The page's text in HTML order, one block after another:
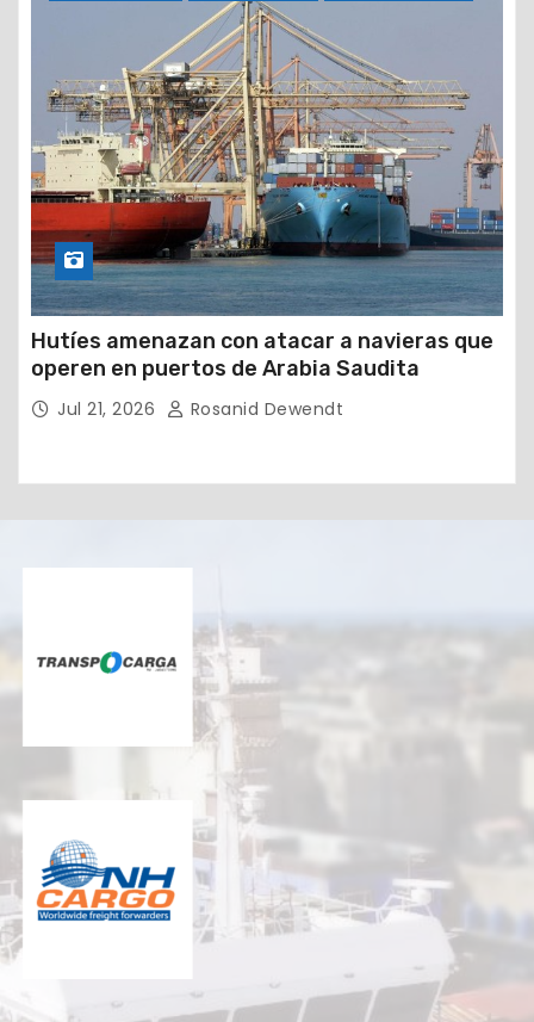
Hutíes amenazan con atacar a navieras que
operen en puertos de Arabia Saudita
Jul 21, 2026 Rosanid Dewendt